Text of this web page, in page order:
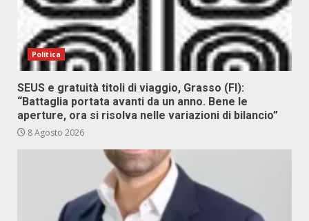
Politica
SEUS e gratuità titoli di viaggio, Grasso (FI):
“Battaglia portata avanti da un anno. Bene le
aperture, ora si risolva nelle variazioni di bilancio”
8 Agosto 2026